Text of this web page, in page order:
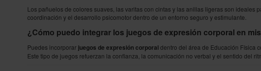
Los pañuelos de colores suaves, las varitas con cintas y las anillas ligeras son
coordinación y el desarrollo psicomotor dentro de un entorno seguro y estimulante.
¿Cómo puedo integrar los juegos de expresión corporal en
Puedes incorporar juegos de expresión corporaldentro del área de Educación Física
Este tipo de juegos refuerzan la confianza, la comunicación no verbal y el sentido del